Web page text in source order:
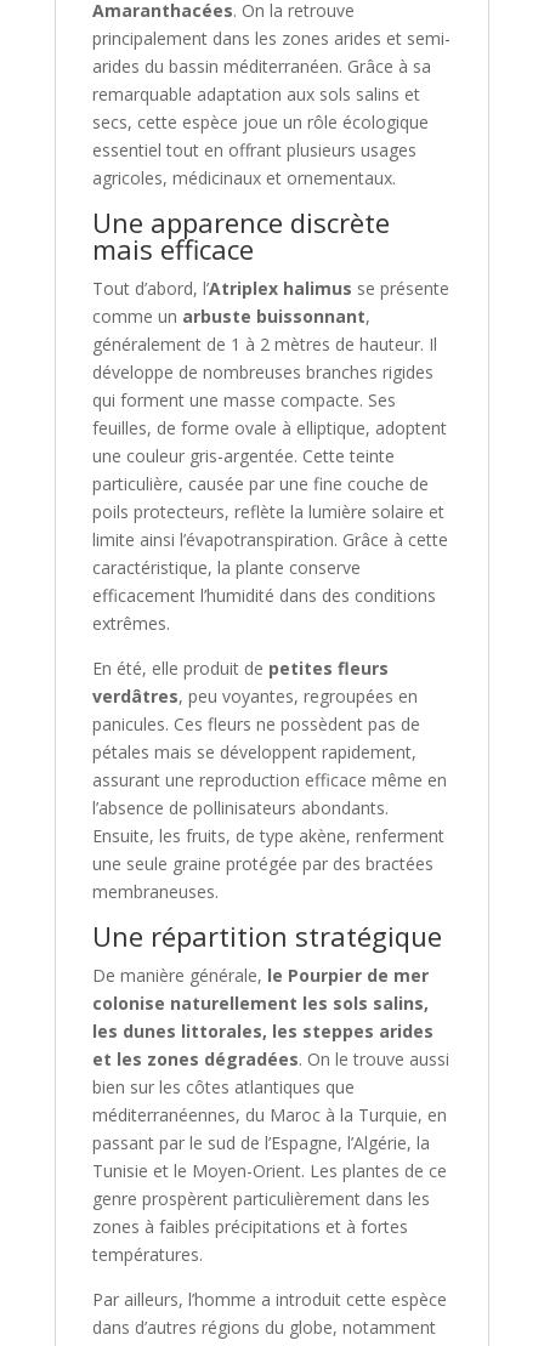
Amaranthacées. On la retrouve
principalement dans les zones arides et semi-
arides du bassin méditerranéen. Grâce à sa
remarquable adaptation aux sols salins et
secs, cette espèce joue un rôle écologique
essentiel tout en offrant plusieurs usages
agricoles, médicinaux et ornementaux.
Une apparence discrète
mais efficace
Tout d’abord, l’Atriplex halimus se présente
comme un arbuste buissonnant,
généralement de 1 à 2 mètres de hauteur. Il
développe de nombreuses branches rigides
qui forment une masse compacte. Ses
feuilles, de forme ovale à elliptique, adoptent
une couleur gris-argentée. Cette teinte
particulière, causée par une fine couche de
poils protecteurs, reflète la lumière solaire et
limite ainsi l’évapotranspiration. Grâce à cette
caractéristique, la plante conserve
efficacement l’humidité dans des conditions
extrêmes.
En été, elle produit de petites fleurs
verdâtres, peu voyantes, regroupées en
panicules. Ces fleurs ne possèdent pas de
pétales mais se développent rapidement,
assurant une reproduction efficace même en
l’absence de pollinisateurs abondants.
Ensuite, les fruits, de type akène, renferment
une seule graine protégée par des bractées
membraneuses.
Une répartition stratégique
De manière générale, le Pourpier de mer
colonise naturellement les sols salins,
les dunes littorales, les steppes arides
et les zones dégradées. On le trouve aussi
bien sur les côtes atlantiques que
méditerranéennes, du Maroc à la Turquie, en
passant par le sud de l’Espagne, l’Algérie, la
Tunisie et le Moyen-Orient. Les plantes de ce
genre prospèrent particulièrement dans les
zones à faibles précipitations et à fortes
températures.
Par ailleurs, l’homme a introduit cette espèce
dans d’autres régions du globe, notamment